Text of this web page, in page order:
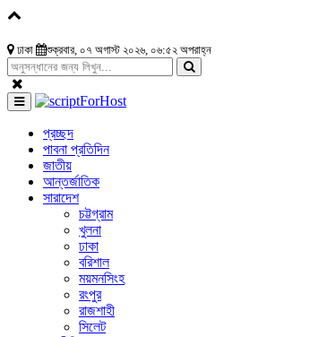
ঢাকা শুক্রবার, ০৭ অগাস্ট ২০২৬, ০৬:৫২ অপরাহ্ন
প্রচ্ছদ
পাবনা প্রতিদিন
জাতীয়
আন্তর্জাতিক
সারাদেশ
চট্টগ্রাম
খুলনা
ঢাকা
বরিশাল
ময়মনসিংহ
রংপুর
রাজশাহী
সিলেট